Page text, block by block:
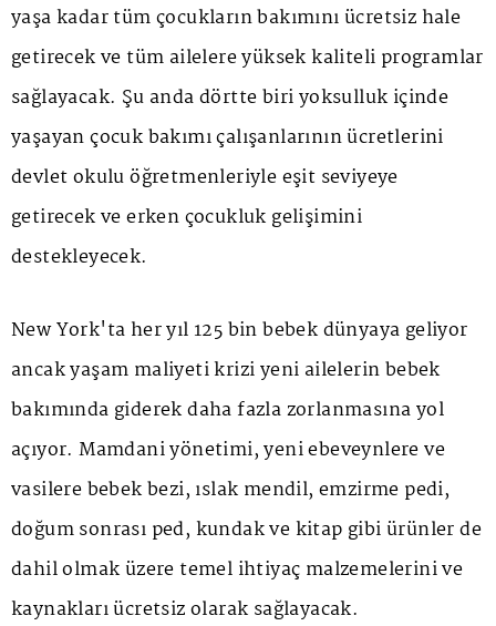
yaşa kadar tüm çocukların bakımını ücretsiz hale
getirecek ve tüm ailelere yüksek kaliteli programlar
sağlayacak. Şu anda dörtte biri yoksulluk içinde
yaşayan çocuk bakımı çalışanlarının ücretlerini
devlet okulu öğretmenleriyle eşit seviyeye
getirecek ve erken çocukluk gelişimini
destekleyecek.
New York'ta her yıl 125 bin bebek dünyaya geliyor
ancak yaşam maliyeti krizi yeni ailelerin bebek
bakımında giderek daha fazla zorlanmasına yol
açıyor. Mamdani yönetimi, yeni ebeveynlere ve
vasilere bebek bezi, ıslak mendil, emzirme pedi,
doğum sonrası ped, kundak ve kitap gibi ürünler de
dahil olmak üzere temel ihtiyaç malzemelerini ve
kaynakları ücretsiz olarak sağlayacak.